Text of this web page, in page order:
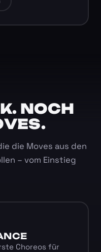
NOCH
die Moves aus den
– vom Einstieg
Choreos für